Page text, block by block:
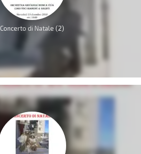
Concerto di Natale (2)